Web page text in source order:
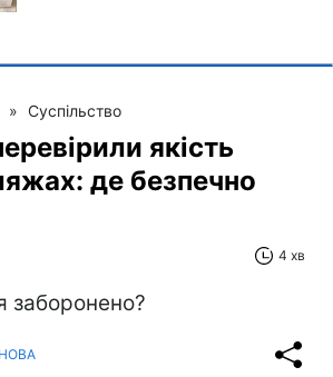
» Суспільство
якість
де безпечно
4 хв
заборонено?